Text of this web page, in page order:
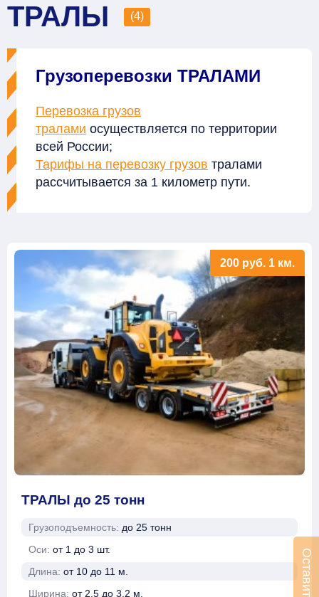
ТРАЛЫ (4)
Грузоперевозки ТРАЛАМИ
Перевозка грузов
тралами осуществляется по территории
всей России;
Тарифы на перевозку грузов тралами
рассчитывается за 1 километр пути.
ТРАЛЫ до 25 тонн
Грузоподъемность: до 25 тонн
Оси: от 1 до 3 шт.
Длина: от 10 до 11 м.
Ширина: от 2.5 до 3.2 м.
200 руб. 1 км.